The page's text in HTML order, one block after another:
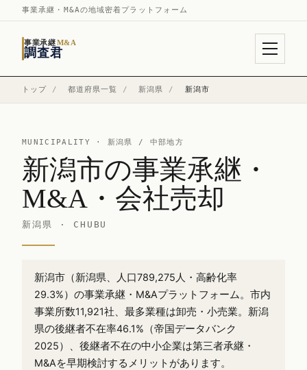
事業承継・M&Aの地域密着プラットフォーム
事業承継M&A
調査君
トップ / 都道府県一覧 / 新潟県 / 新潟市
MUNICIPALITY · 新潟県 / 中部地方
新潟市の事業承継・
M&A・会社売却
新潟県 · CHUBU
新潟市（新潟県、人口789,275人・高齢化率
29.3%）の事業承継・M&Aプラットフォーム。市内
事業所数11,921社、最多業種は卸売・小売業。新潟
県の後継者不在率46.1%（帝国データバンク
2025）、後継者不在の中小企業は第三者承継・
M&Aを早期検討するメリットがあります。